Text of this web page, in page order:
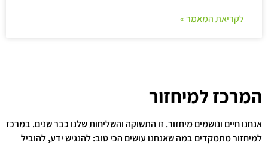
לקריאת המאמר »
המרכז למיחזור
אנחנו חיים ונושמים מיחזור. זו התשוקה והשליחות שלנו כבר שנים. במרכז
למיחזור מתמקדים במה שאנחנו עושים הכי טוב: להנגיש ידע, להוביל